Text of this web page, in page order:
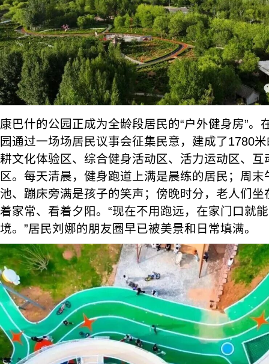
康巴什的公园正成为全龄段居民的“户外健身房”。
园通过一场场居民议事会征集民意，建成了1780
耕文化体验区、综合健身活动区、活力运动区、互
区。每天清晨，健身跑道上满是晨练的居民；周
池、蹦床旁满是孩子的笑声；傍晚时分，老人们
着家常、看着夕阳。“现在不用跑远，在家门口就
境。”居民刘娜的朋友圈早已被美景和日常填满。